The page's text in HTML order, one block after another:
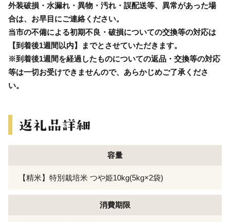
外装破損・水漏れ・異物・汚れ・誤配送等、異常があった場
合は、お早目にご連絡ください。
当市の不備による初期不良・破損についての交換等の対応は
【到着後1週間以内】までとさせていただきます。
※到着後1週間を経過したものについての返品・交換等の対応
等は一切お受けできませんので、あらかじめご了承くださ
い。
容量
【精米】特別栽培米 つや姫10kg(5kg×2袋)
消費期限